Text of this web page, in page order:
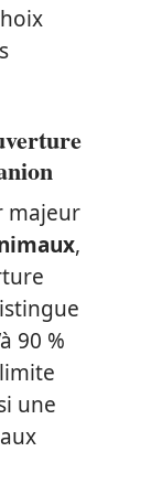
majeur
,
90 %
une